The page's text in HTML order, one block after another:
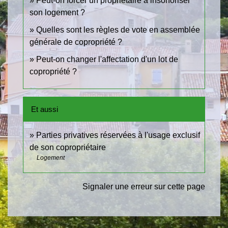
son logement ?
Quelles sont les règles de vote en assemblée
générale de copropriété ?
Peut-on changer l'affectation d'un lot de
copropriété ?
Et aussi
Parties privatives réservées à l'usage exclusif
de son copropriétaire
Logement
Signaler une erreur sur cette page